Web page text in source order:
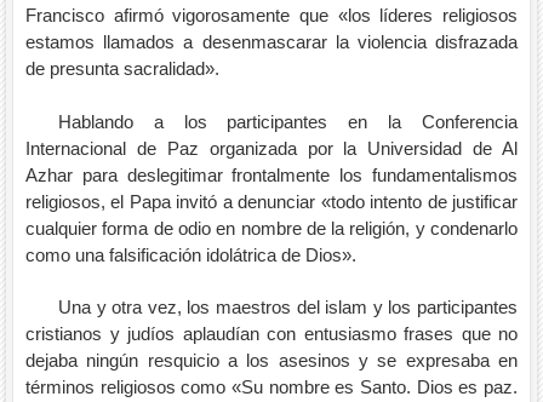
Francisco afirmó vigorosamente que «los líderes religiosos
estamos llamados a desenmascarar la violencia disfrazada
de presunta sacralidad».
Hablando a los participantes en la Conferencia
Internacional de Paz organizada por la Universidad de Al
Azhar para deslegitimar frontalmente los fundamentalismos
religiosos, el Papa invitó a denunciar «todo intento de justificar
cualquier forma de odio en nombre de la religión, y condenarlo
como una falsificación idolátrica de Dios».
Una y otra vez, los maestros del islam y los participantes
cristianos y judíos aplaudían con entusiasmo frases que no
dejaba ningún resquicio a los asesinos y se expresaba en
términos religiosos como «Su nombre es Santo. Dios es paz.